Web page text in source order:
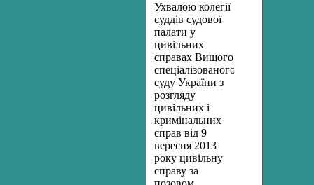
Ухвалою колегії
суддів судової
палати у
цивільних
справах Вищого
спеціалізованого
суду України з
розгляду
цивільних і
кримінальних
справ від 9
вересня 2013
року цивільну
справу за